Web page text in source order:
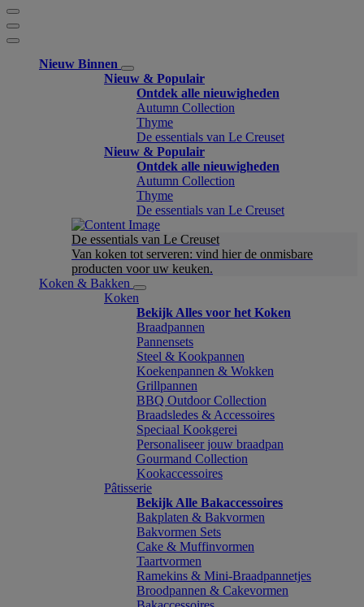
Nieuw Binnen
Nieuw & Populair
Ontdek alle nieuwigheden
Autumn Collection
Thyme
De essentials van Le Creuset
Nieuw & Populair
Ontdek alle nieuwigheden
Autumn Collection
Thyme
De essentials van Le Creuset
De essentials van Le Creuset
Van koken tot serveren: vind hier de onmisbare
producten voor uw keuken.
Koken & Bakken
Koken
Bekijk Alles voor het Koken
Braadpannen
Pannensets
Steel & Kookpannen
Koekenpannen & Wokken
Grillpannen
BBQ Outdoor Collection
Braadsledes & Accessoires
Speciaal Kookgerei
Personaliseer jouw braadpan
Gourmand Collection
Kookaccessoires
Pâtisserie
Bekijk Alle Bakaccessoires
Bakplaten & Bakvormen
Bakvormen Sets
Cake & Muffinvormen
Taartvormen
Ramekins & Mini-Braadpannetjes
Broodpannen & Cakevormen